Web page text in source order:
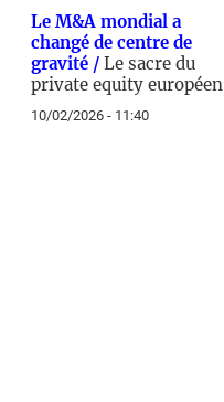
Le M&A mondial a
changé de centre de
gravité / Le sacre du
private equity européen
10/02/2026 - 11:40